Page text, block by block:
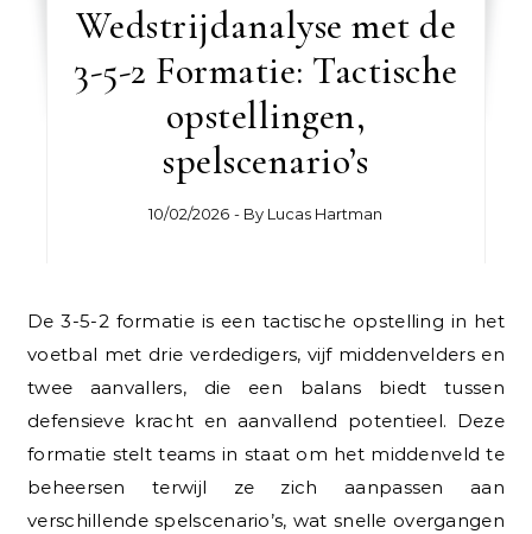
Wedstrijdanalyse met de
3-5-2 Formatie: Tactische
opstellingen,
spelscenario’s
10/02/2026 - By Lucas Hartman
De 3-5-2 formatie is een tactische opstelling in het
voetbal met drie verdedigers, vijf middenvelders en
twee aanvallers, die een balans biedt tussen
defensieve kracht en aanvallend potentieel. Deze
formatie stelt teams in staat om het middenveld te
beheersen terwijl ze zich aanpassen aan
verschillende spelscenario’s, wat snelle overgangen